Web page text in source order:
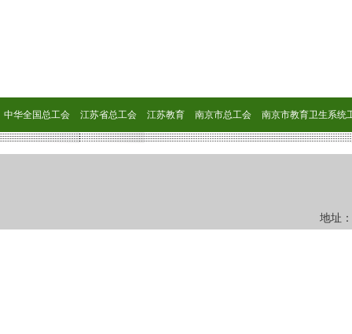
中华全国总工会 江苏省总工会 江苏教育 南京市总工会 南京市教育卫生系统
地址